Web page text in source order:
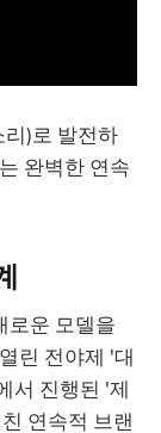
)로 발전하
완벽한 연속
로운 모델을
린 전야제 '대
서 진행된 '제
연속적 브랜